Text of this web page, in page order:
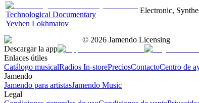
Technological Documentary
Yevhen Lokhmatov
Electronic,
© 2026 Jamendo Licensing
Descargar la app
Enlaces útiles
Catálogo musicalRadios In-storePreciosContactoCentro de
Jamendo
Jamendo para artistasJamendo Music
Legal